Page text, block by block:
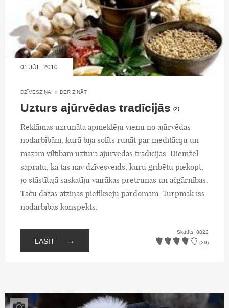
01.JŪL, 2010
DZĪVESZIŅAI » DER ZINĀT
Uzturs ajūrvēdas tradīcijās (2)
Reklāmas uzrunāta apmeklēju vienu no ajūrvēdas
nodarbībām, kurā bija solīts runāt par meditāciju un
mazām viltībām uzturā ajūrvēdas tradīcijās. Diemžēl
sapratu, ka tas nav dzīvesveids, kuru gribētu piekopt,
jo stāstītajā saskatīju vairākas pretrunas un ačgārnības.
Taču dažas atziņas piefiksēju pārdomām. Turpmāk īss
nodarbības konspekts.
LASĪT →
Skatīts: 8822
(29)